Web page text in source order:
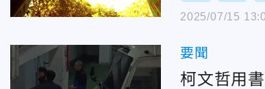
2025/07/15
要聞
柯文哲用